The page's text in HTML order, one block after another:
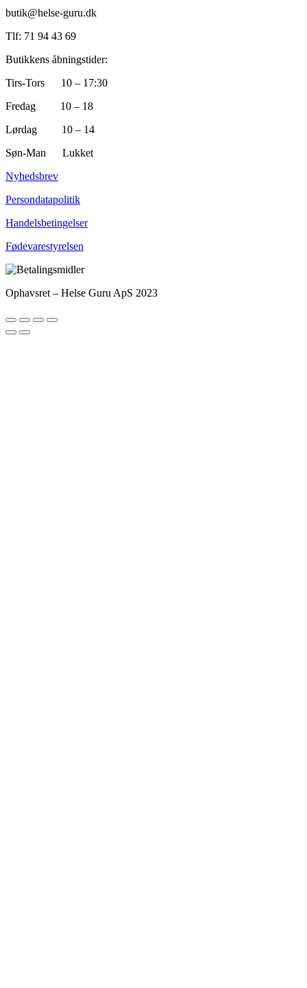
butik@helse-guru.dk
Tlf: 71 94 43 69
Butikkens åbningstider:
Tirs-Tors 10 – 17:30
Fredag 10 – 18
Lørdag 10 – 14
Søn-Man Lukket
Nyhedsbrev
Persondatapolitik
Handelsbetingelser
Fødevarestyrelsen
Ophavsret – Helse Guru ApS 2023